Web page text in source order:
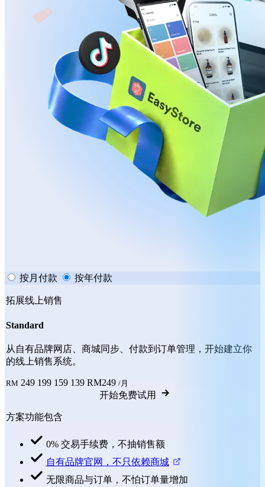
按月付款 按年付款
拓展线上销售
Standard
从自有品牌网店、商城同步、付款到订单管理，开始建立你
的线上销售系统。
RM 249 199 159 139 RM249 /月
开始免费试用
方案功能包含
0% 交易手续费，不抽销售额
自有品牌官网，不只依赖商城
无限商品与订单，不怕订单量增加